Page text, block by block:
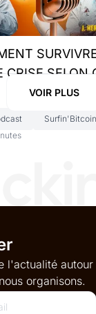
CRISE SELON
Surfin'Bitcoin
VOIR PLUS
l'actualité
organisons.